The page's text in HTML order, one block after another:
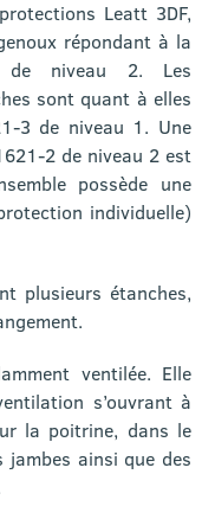
Leatt 3DF,
répondant à la
de niveau 2. Les
sont quant à elles
3 de niveau 1. Une
2 de niveau 2 est
possède une
individuelle)
plusieurs étanches,
ventilée. Elle
s’ouvrant à
la poitrine, dans le
jambes ainsi que des